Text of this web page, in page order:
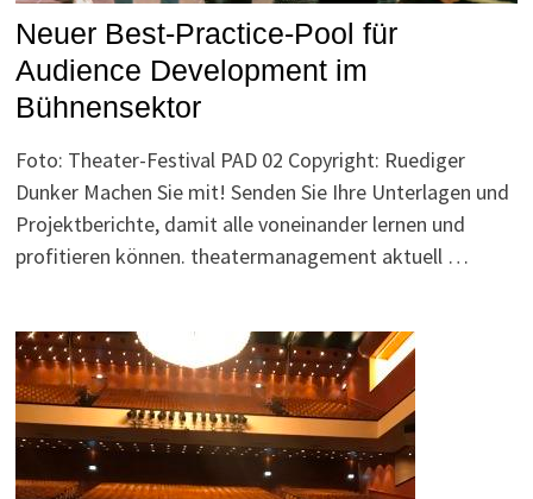
Neuer Best-Practice-Pool für
Audience Development im
Bühnensektor
Foto: Theater-Festival PAD 02 Copyright: Ruediger
Dunker Machen Sie mit! Senden Sie Ihre Unterlagen und
Projektberichte, damit alle voneinander lernen und
profitieren können. theatermanagement aktuell …